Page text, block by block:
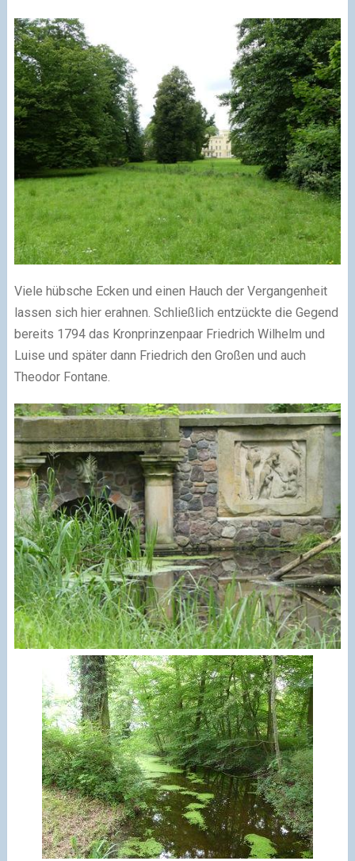
Viele hübsche Ecken und einen Hauch der Vergangenheit
lassen sich hier erahnen. Schließlich entzückte die Gegend
bereits 1794 das Kronprinzenpaar Friedrich Wilhelm und
Luise und später dann Friedrich den Großen und auch
Theodor Fontane.